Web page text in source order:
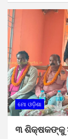
ମୋ ଓଡ଼ିଶା
୩ ଶିକ୍ଷକଙ୍କୁ